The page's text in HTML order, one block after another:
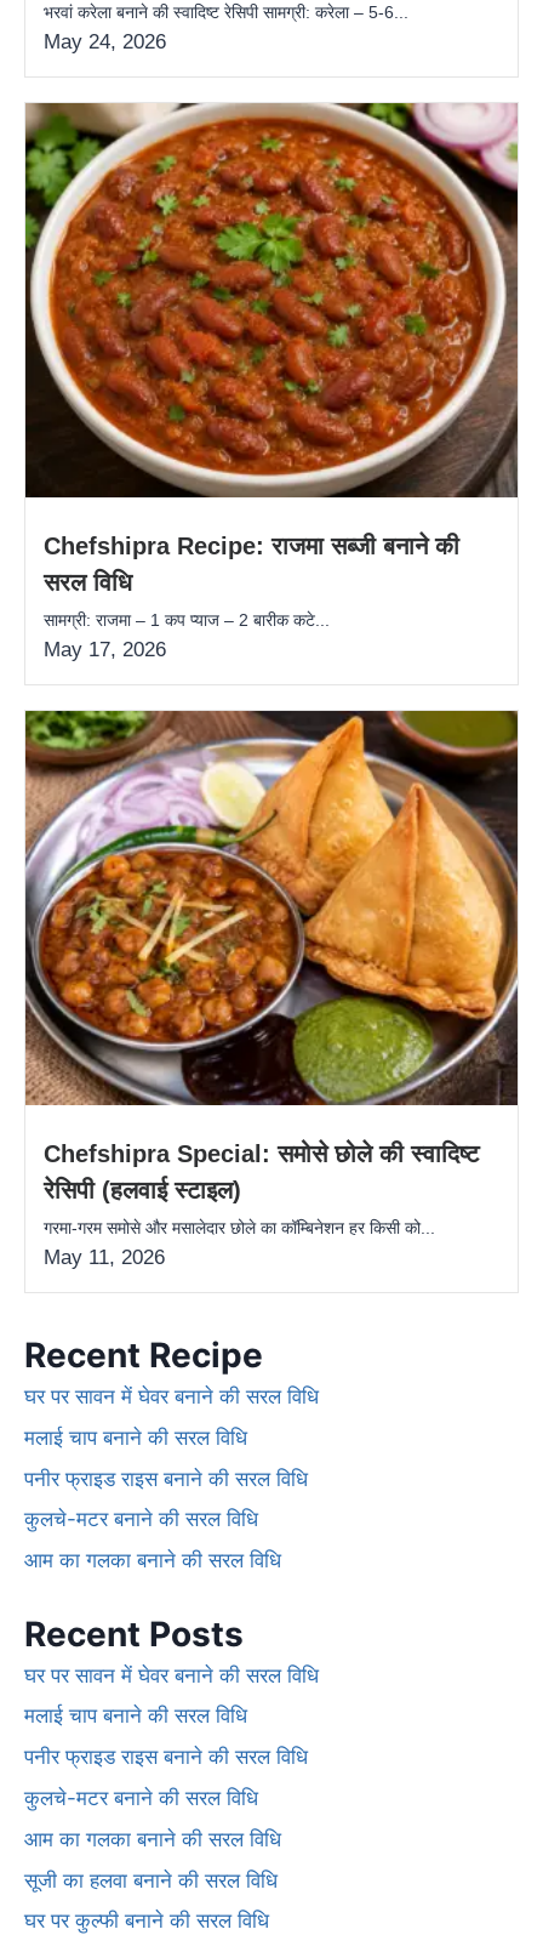
भरवां करेला बनाने की स्वादिष्ट रेसिपी सामग्री: करेला – 5-6...
May 24, 2026
Chefshipra Recipe: राजमा सब्जी बनाने की
सरल विधि
सामग्री: राजमा – 1 कप प्याज – 2 बारीक कटे...
May 17, 2026
Chefshipra Special: समोसे छोले की स्वादिष्ट
रेसिपी (हलवाई स्टाइल)
गरमा-गरम समोसे और मसालेदार छोले का कॉम्बिनेशन हर किसी को...
May 11, 2026
Recent Recipe
घर पर सावन में घेवर बनाने की सरल विधि
मलाई चाप बनाने की सरल विधि
पनीर फ्राइड राइस बनाने की सरल विधि
कुलचे-मटर बनाने की सरल विधि
आम का गलका बनाने की सरल विधि
Recent Posts
घर पर सावन में घेवर बनाने की सरल विधि
मलाई चाप बनाने की सरल विधि
पनीर फ्राइड राइस बनाने की सरल विधि
कुलचे-मटर बनाने की सरल विधि
आम का गलका बनाने की सरल विधि
सूजी का हलवा बनाने की सरल विधि
घर पर कुल्फी बनाने की सरल विधि